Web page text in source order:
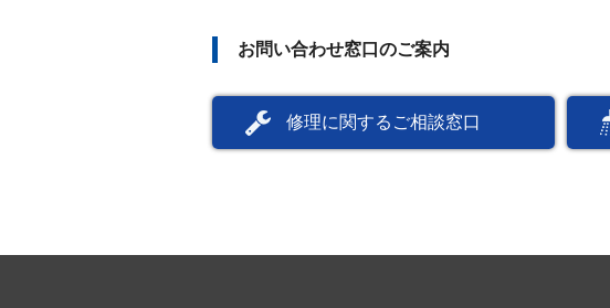
お問い合わせ窓口のご案内
修理に関するご相談窓口